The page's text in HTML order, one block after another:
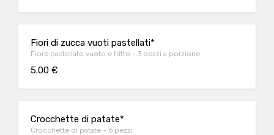
Fiori di zucca vuoti pastellati*
Fiore pastellato vuoto e fritto - 3 pezzi a porzione
5.00 €
Crocchette di patate*
Crocchette di patate - 6 pezzi